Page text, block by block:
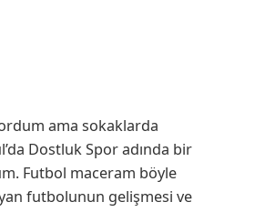
ama sokaklarda
Dostluk Spor adında bir
Futbol maceram böyle
futbolunun gelişmesi ve